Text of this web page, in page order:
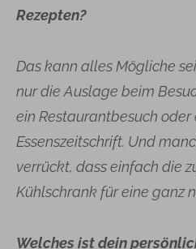
Rezepten?
Das kann alles Mögliche
nur die Auslage beim
ein Restaurantbesuch oder
Essenszeitschrift. Und
verrückt, dass einfach die
Kühlschrank für eine ganz
Welches ist dein